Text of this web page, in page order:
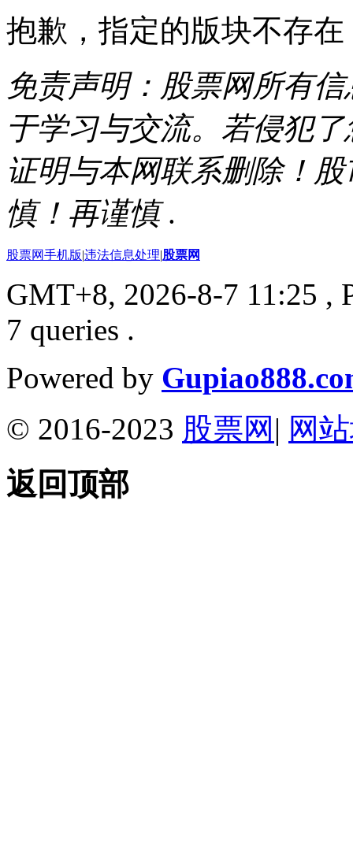
抱歉，指定的版块不存在
免责声明：股票网所有
于学习与交流。若侵犯
证明与本网联系删除！
慎！再谨慎 .
股票网手机版|违法信息处理|股票网
GMT+8, 2026-8-7 11:25 ,
7 queries .
Powered by
© 2016-2023 股票网 | 网
返回顶部